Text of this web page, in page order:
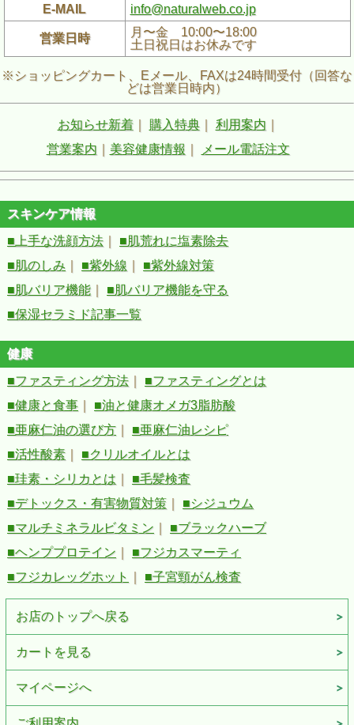
E-MAIL
info@naturalweb.co.jp
営業日時
月〜金 10:00〜18:00
土日祝日はお休みです
※ショッピングカート、Eメール、FAXは24時間受付（回答な
どは営業日時内）
お知らせ新着｜ 購入特典｜ 利用案内
営業案内
美容健康情報 メール電話注文
スキンケア情報
■上手な洗顔方法
■肌荒れに塩素除去
■肌のしみ
■紫外線
■紫外線対策
■肌バリア機能
■肌バリア機能を守る
■保湿セラミド記事一覧
健康
■ファスティング方法
■ファスティングとは
■健康と食事
■油と健康オメガ3脂肪酸
■亜麻仁油の選び方
■亜麻仁油レシピ
■活性酸素
■クリルオイルとは
■珪素・シリカとは
■毛髪検査
■デトックス・有害物質対策
■シジュウム
■マルチミネラルビタミン
■ブラックハーブ
■ヘンププロテイン
■フジカスマーティ
■フジカレッグホット
■子宮頸がん検査
お店のトップへ戻る
カートを見る
マイページへ